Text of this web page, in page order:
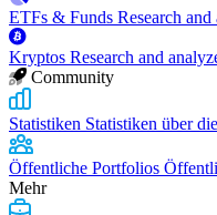
ETFs & Funds Research
Kryptos Research and
Community
Statistiken Statistiken über
Öffentliche Portfolios
Mehr